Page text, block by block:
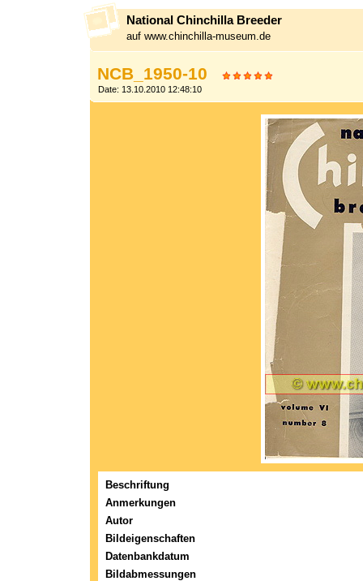
National Chinchilla Breeder
auf www.chinchilla-museum.de
NCB_1950-10
Date: 13.10.2010 12:48:10
Beschriftung
Anmerkungen
Autor
Bildeigenschaften
Datenbankdatum
Bildabmessungen